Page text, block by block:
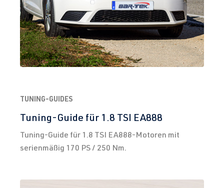
TUNING-GUIDES
Tuning-Guide für 1.8 TSI EA888
Tuning-Guide für 1.8 TSI EA888-Motoren mit
serienmäßig 170 PS / 250 Nm.